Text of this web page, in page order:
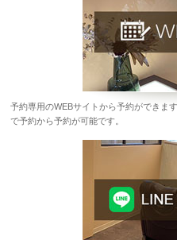
予約専用のWEBサイトから予約ができま
で予約から予約が可能です。